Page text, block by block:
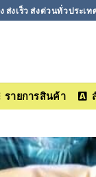
ส่งเร็ว ส่งด่วนทั่วประเท
รายการสินค้า